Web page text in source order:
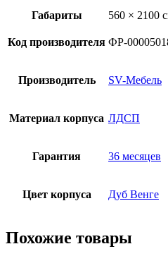
Габариты 560 × 2100
Код производителя ФР-
Производитель SV-Мебель
Материал корпуса ЛДСП
Гарантия 36 месяцев
Цвет корпуса Дуб Венге
Похожие товары